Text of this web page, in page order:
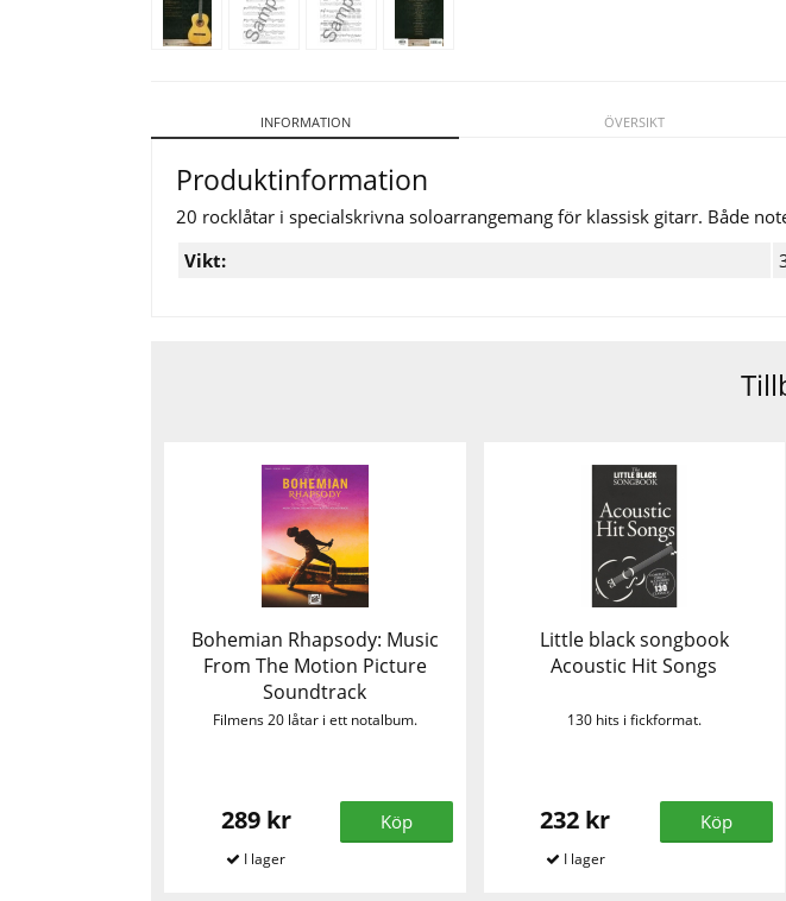
INFORMATION ÖVERSIKT
Produktinformation
20 rocklåtar i specialskrivna soloarrangemang för klassisk gitarr. Både
Vikt:
Bohemian Rhapsody: Music
From The Motion Picture
Soundtrack
Filmens 20 låtar i ett notalbum.
289 kr Köp
Little black songbook
Acoustic Hit Songs
130 hits i fickformat.
232 kr Köp